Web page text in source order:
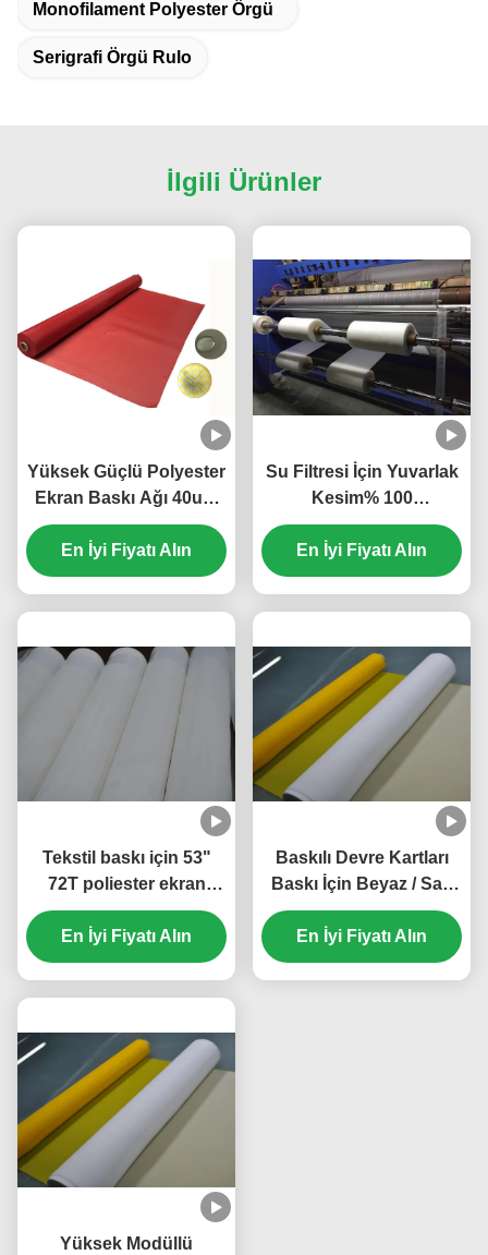
Monofilament Polyester Örgü
Serigrafi Örgü Rulo
İlgili Ürünler
Yüksek Güçlü Polyester
Ekran Baskı Ağı 40um
Mükemmel Kimyasal
Direnci
En İyi Fiyatı Alın
Su Filtresi İçin Yuvarlak
Kesim% 100
Monofilament Naylon
Filtre Ekran Örgü Diski
En İyi Fiyatı Alın
Tekstil baskı için 53"
72T poliester ekran
örgü 48 mikron
En İyi Fiyatı Alın
Baskılı Devre Kartları
Baskı İçin Beyaz / Sarı
61T Polyester Ekran
Mesh
En İyi Fiyatı Alın
Yüksek Modüllü